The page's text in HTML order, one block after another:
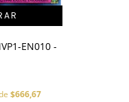
EN010 -
$666,67